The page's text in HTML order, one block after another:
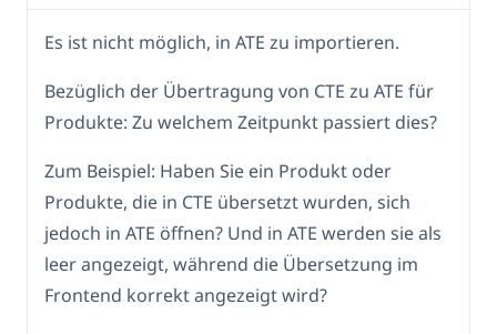
Es ist nicht möglich, in ATE zu importieren.
Bezüglich der Übertragung von CTE zu ATE für
Produkte: Zu welchem Zeitpunkt passiert dies?
Zum Beispiel: Haben Sie ein Produkt oder
Produkte, die in CTE übersetzt wurden, sich
jedoch in ATE öffnen? Und in ATE werden sie als
leer angezeigt, während die Übersetzung im
Frontend korrekt angezeigt wird?